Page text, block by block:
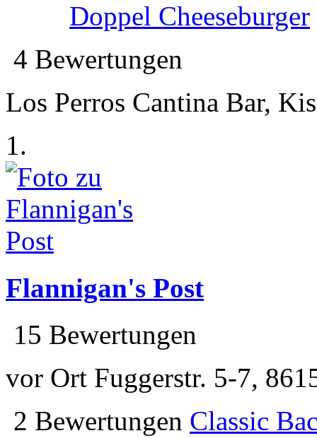
Doppel Cheeseburger
4 Bewertungen
Los Perros Cantina Bar,
1.
Flannigan's Post
15 Bewertungen
vor Ort Fuggerstr. 5-7,
2 Bewertungen Classic